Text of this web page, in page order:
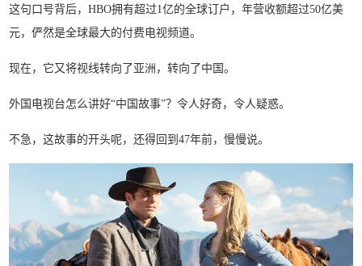
这句口号背后，HBO拥有超过1亿的全球订户，年营收额超过50亿美
元，俨然是全球最大的付费电视频道。
现在，它又将视线转向了亚洲，转向了中国。
外国电视台怎么讲好“中国故事”？令人好奇，令人疑惑。
不急，这故事的开头呢，还得回到47年前，慢慢说。